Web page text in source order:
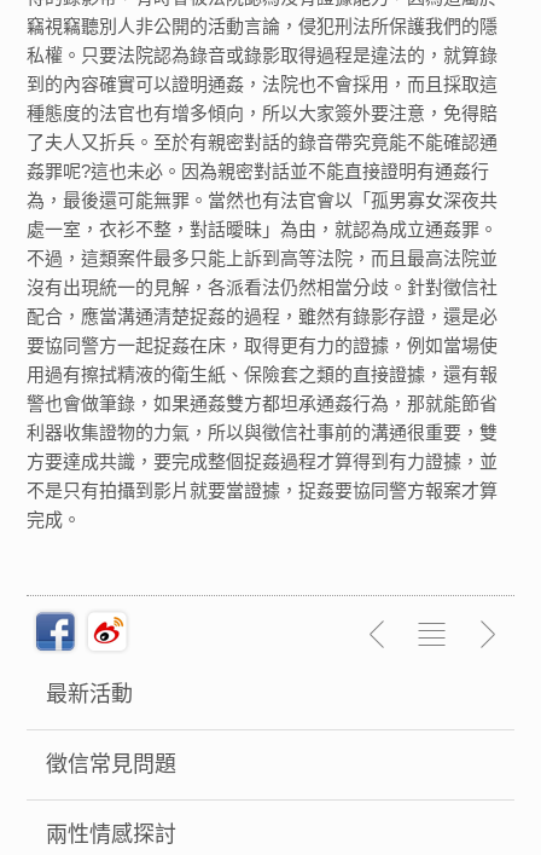
最新活動
徵信常見問題
兩性情感探討
竊視竊聽別人非公開的活動言論，侵犯刑法所保護我們的隱
私權。只要法院認為錄音或錄影取得過程是違法的，就算錄
到的內容確實可以證明通姦，法院也不會採用，而且採取這
種態度的法官也有增多傾向，所以大家簽外要注意，免得賠
了夫人又折兵。至於有親密對話的錄音帶究竟能不能確認通
姦罪呢?這也未必。因為親密對話並不能直接證明有通姦行
為，最後還可能無罪。當然也有法官會以「孤男寡女深夜共
處一室，衣衫不整，對話曖昧」為由，就認為成立通姦罪。
不過，這類案件最多只能上訴到高等法院，而且最高法院並
沒有出現統一的見解，各派看法仍然相當分歧。針對徵信社
配合，應當溝通清楚捉姦的過程，雖然有錄影存證，還是必
要協同警方一起捉姦在床，取得更有力的證據，例如當場使
用過有擦拭精液的衛生紙、保險套之類的直接證據，還有報
警也會做筆錄，如果通姦雙方都坦承通姦行為，那就能節省
利器收集證物的力氣，所以與徵信社事前的溝通很重要，雙
方要達成共識，要完成整個捉姦過程才算得到有力證據，並
不是只有拍攝到影片就要當證據，捉姦要協同警方報案才算
完成。